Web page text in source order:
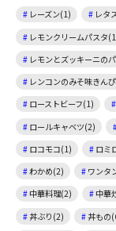
レーズン(1)
レタ
レモンクリームパスタ
レモンとズッキーニの
レンコンのみそ味きん
ローストビーフ(1)
ロールキャベツ(2)
ロコモコ(1)
ロミ
わかめ(2)
ワンタ
中華料理(2)
中華
丼ぶり(2)
丼もの